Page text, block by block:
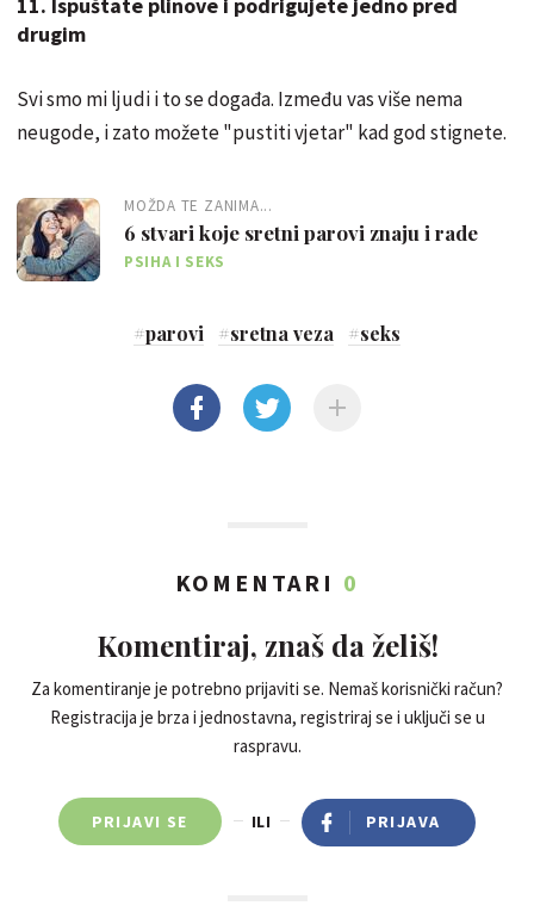
drugim
Svi smo mi ljudi i to se događa. Između vas više nema
neugode, i zato možete "pustiti vjetar" kad god stignete.
MOŽDA TE ZANIMA...
6 stvari koje sretni parovi znaju i rade
PSIHA I SEKS
#parovi #sretna veza #seks
KOMENTARI 0
Komentiraj, znaš da želiš!
Za komentiranje je potrebno prijaviti se. Nemaš korisnički račun?
Registracija je brza i jednostavna, registriraj se i uključi se u
raspravu.
PRIJAVI SE ILI PRIJAVA